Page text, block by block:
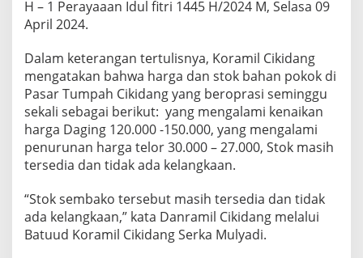
H
P
e
r
a
y
a
a
n
d
u
F
H – 1 Perayaaan Idul fitri 1445 H/2024 M, Selasa 09
April 2024.
Dalam keterangan tertulisnya, Koramil Cikidang
mengatakan bahwa harga dan stok bahan pokok di
Pasar Tumpah Cikidang yang beroprasi seminggu
sekali sebagai berikut: yang mengalami kenaikan
harga Daging 120.000 -150.000, yang mengalami
penurunan harga telor 30.000 – 27.000, Stok masih
tersedia dan tidak ada kelangkaan.
“Stok sembako tersebut masih tersedia dan tidak
ada kelangkaan,” kata Danramil Cikidang melalui
Batuud Koramil Cikidang Serka Mulyadi.